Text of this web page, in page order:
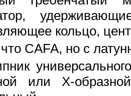
кольцо,
CAFA, но с
или Х-